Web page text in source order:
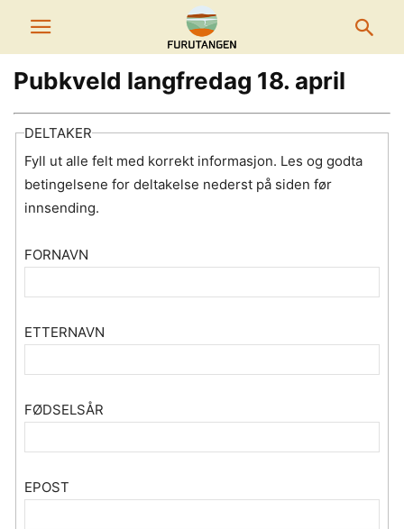
Pubkveld langfredag 18. april
DELTAKER
Fyll ut alle felt med korrekt informasjon. Les og godta
betingelsene for deltakelse nederst på siden før
innsending.
FORNAVN
ETTERNAVN
FØDSELSÅR
EPOST